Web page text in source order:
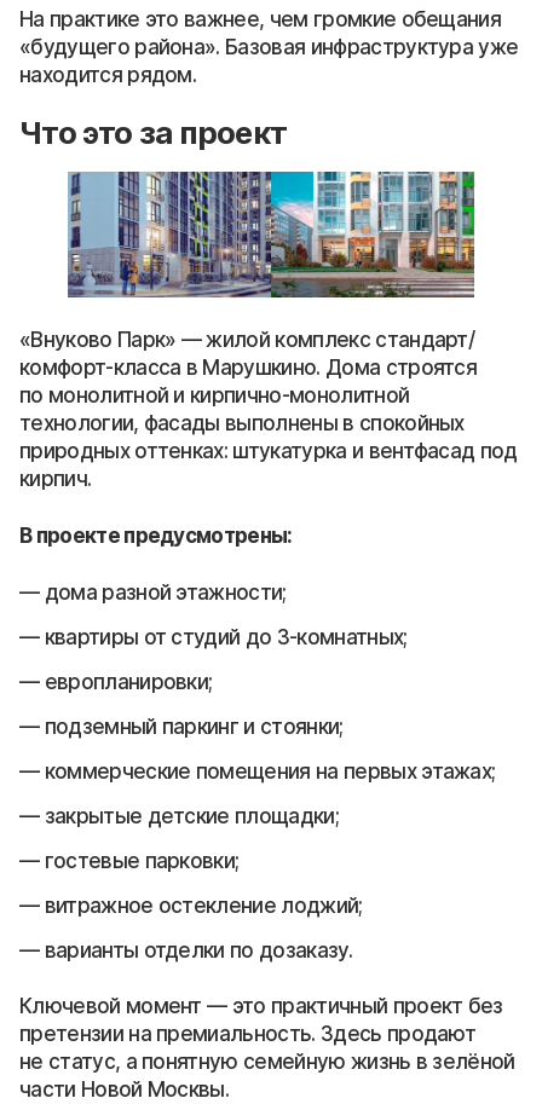
На практике это важнее, чем громкие обещания
«будущего района». Базовая инфраструктура уже
находится рядом.
Что это за проект
«Внуково Парк» — жилой комплекс стандарт/
комфорт-класса в Марушкино. Дома строятся
по монолитной и кирпично-монолитной
технологии, фасады выполнены в спокойных
природных оттенках: штукатурка и вентфасад под
кирпич.
В проекте предусмотрены:
дома разной этажности;
квартиры от студий до 3-комнатных;
европланировки;
подземный паркинг и стоянки;
коммерческие помещения на первых этажах;
закрытые детские площадки;
гостевые парковки;
витражное остекление лоджий;
варианты отделки по дозаказу.
Ключевой момент — это практичный проект без
претензии на премиальность. Здесь продают
не статус, а понятную семейную жизнь в зелёной
части Новой Москвы.